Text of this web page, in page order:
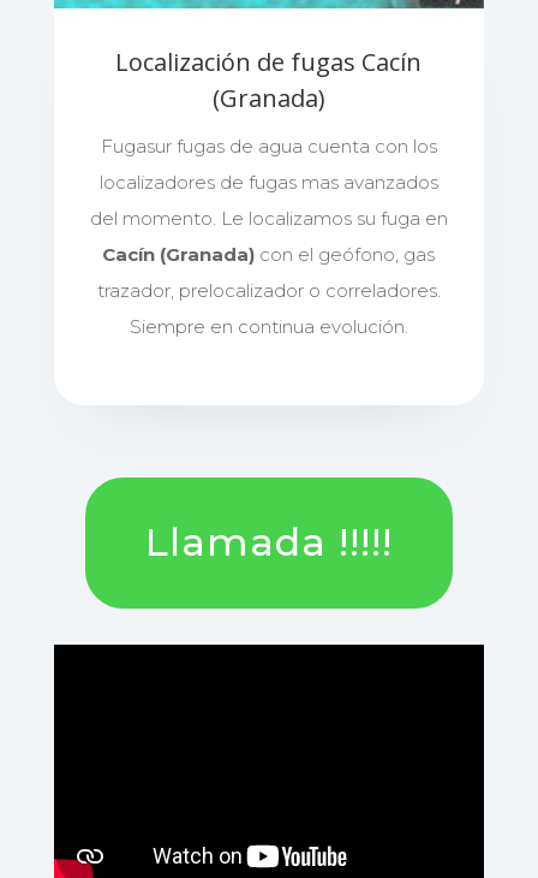
Localización de fugas Cacín
(Granada)
Fugasur fugas de agua cuenta con los
localizadores de fugas mas avanzados
del momento. Le localizamos su fuga en
Cacín (Granada) con el geófono, gas
trazador, prelocalizador o correladores.
Siempre en continua evolución.
Llamada !!!!!